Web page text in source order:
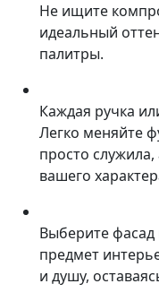
Не ищите
идеальный
палитры.
Каждая ручка
Легко меняйте
просто
вашего
Выберите
предмет
и душу,